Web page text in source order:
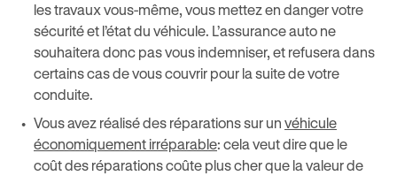
les travaux vous-même, vous mettez en danger votre
sécurité et l’état du véhicule. L’assurance auto ne
souhaitera donc pas vous indemniser, et refusera dans
certains cas de vous couvrir pour la suite de votre
conduite.
Vous avez réalisé des réparations sur un véhicule
économiquement irréparable: cela veut dire que le
coût des réparations coûte plus cher que la valeur de